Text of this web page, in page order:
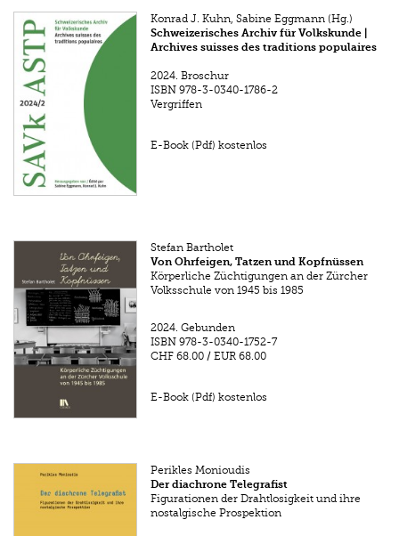
Konrad J. Kuhn, Sabine Eggmann (Hg.)
Schweizerisches Archiv für Volkskunde |
Archives suisses des traditions populaires
2024. Broschur
ISBN 978-3-0340-1786-2
Vergriffen
E-Book (Pdf) kostenlos
Stefan Bartholet
Von Ohrfeigen, Tatzen und Kopfnüssen
Körperliche Züchtigungen an der Zürcher
Volksschule von 1945 bis 1985
2024. Gebunden
ISBN 978-3-0340-1752-7
CHF 68.00 /EUR 68.00
E-Book (Pdf) kostenlos
Perikles Monioudis
Der diachrone Telegrafist
Figurationen der Drahtlosigkeit und ihre
nostalgische Prospektion